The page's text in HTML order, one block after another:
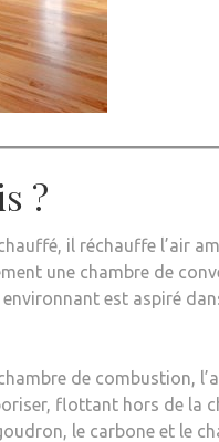
?
il réchauffe l’air
une chambre de
est aspiré
de combustion,
flottant hors de la
le carbone et le